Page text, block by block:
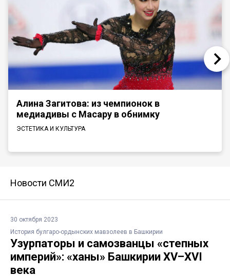
Алина Загитова: из чемпионок в
медиадивы с Масару в обнимку
ЭСТЕТИКА И КУЛЬТУРА
Новости СМИ2
30 октября 2023
История булгаро-ордынских мавзолеев в Башкирии
Узурпаторы и самозванцы «степных
империй»: «ханы» Башкирии XV–XVI
века